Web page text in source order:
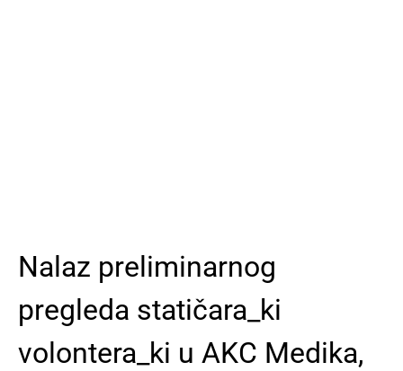
Nalaz preliminarnog
pregleda statičara_ki
volontera_ki u AKC Medika,